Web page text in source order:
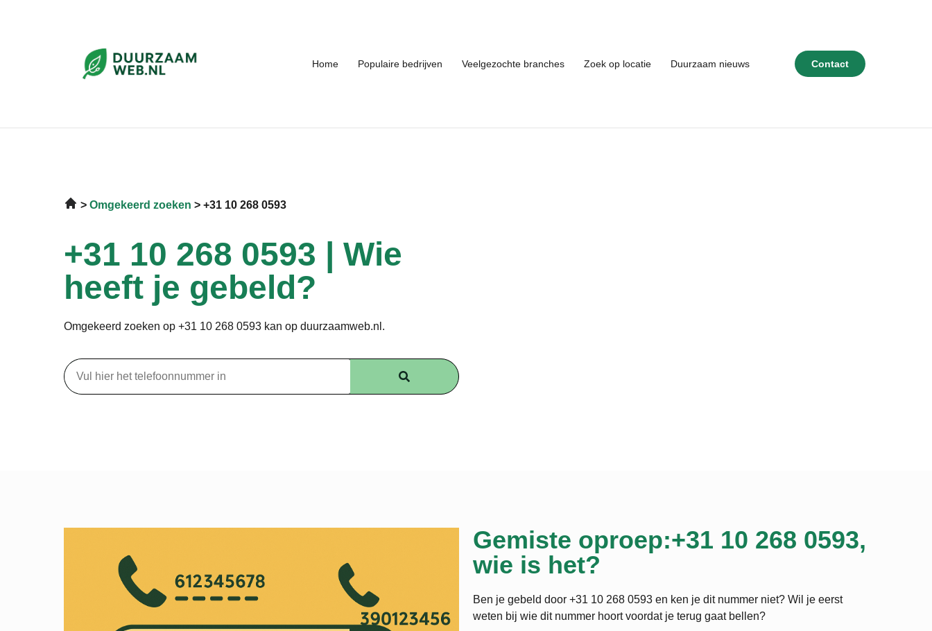
Home Populaire bedrijven Veelgezochte branches Zoek op locatie Duurzaam nieuws Contact
Omgekeerd zoeken +31 10 268 0593
+31 10 268 0593 | Wie
heeft je gebeld?
Omgekeerd zoeken op +31 10 268 0593 kan op duurzaamweb.nl.
Gemiste oproep:+31 10 268 0593,
wie is het?
Ben je gebeld door +31 10 268 0593 en ken je dit nummer niet? Wil je eerst
weten bij wie dit nummer hoort voordat je terug gaat bellen?